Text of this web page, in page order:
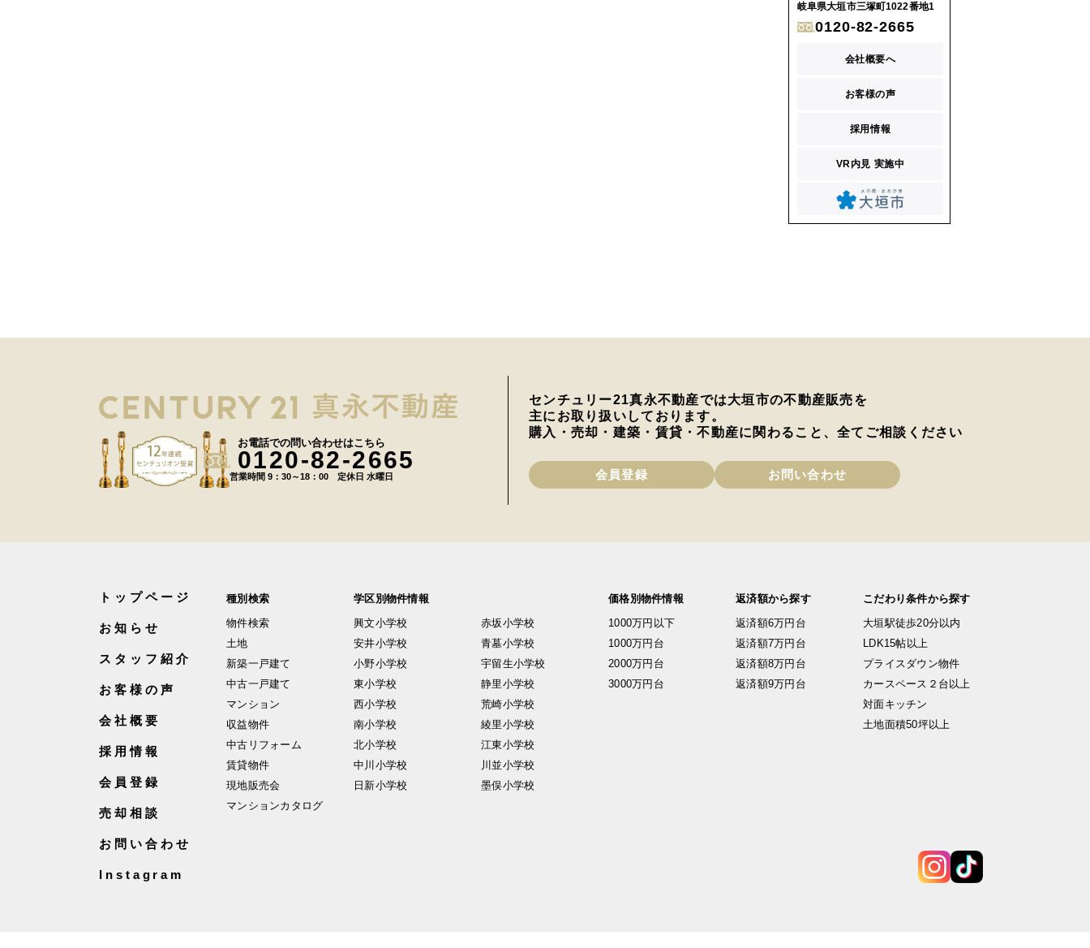
岐阜県大垣市三塚町1022番地1
0120-82-2665
会社概要へ
お客様の声
採用情報
VR内見 実施中
お電話での問い合わせはこちら
0120-82-2665
営業時間 9：30～18：00 定休日 水曜日
センチュリー21真永不動産では大垣市の不動産販売を
主にお取り扱いしております。
購入・売却・建築・賃貸・不動産に関わること、全てご相談ください
会員登録 お問い合わせ
トップページ
お知らせ
スタッフ紹介
お客様の声
会社概要
採用情報
会員登録
売却相談
お問い合わせ
Instagram
種別検索
物件検索
土地
新築一戸建て
中古一戸建て
マンション
収益物件
中古リフォーム
賃貸物件
現地販売会
マンションカタログ
学区別物件情報
興文小学校
安井小学校
小野小学校
東小学校
西小学校
南小学校
北小学校
中川小学校
日新小学校
赤坂小学校
青墓小学校
宇留生小学校
静里小学校
荒崎小学校
綾里小学校
江東小学校
川並小学校
墨俣小学校
価格別物件情報
1000万円以下
1000万円台
2000万円台
3000万円台
返済額から探す
返済額6万円台
返済額7万円台
返済額8万円台
返済額9万円台
こだわり条件から探す
大垣駅徒歩20分以内
LDK15帖以上
プライスダウン物件
カースペース２台以上
対面キッチン
土地面積50坪以上